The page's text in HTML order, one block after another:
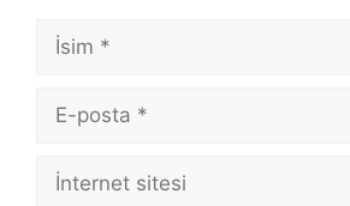
İsim
posta
İnternet